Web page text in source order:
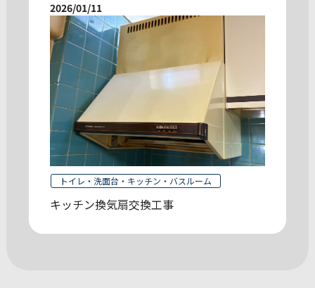
2026/01/11
トイレ・洗面台・キッチン・バスルーム
キッチン換気扇交換工事